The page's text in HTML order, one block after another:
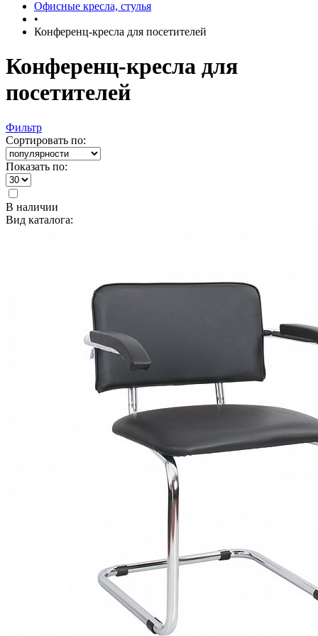
Офисные кресла, стулья
•
Конференц-кресла для посетителей
Конференц-кресла для
посетителей
Фильтр
Сортировать по:
Показать по:
В наличии
Вид каталога: